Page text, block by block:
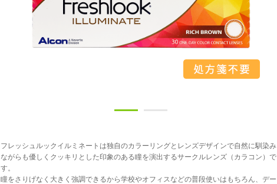
フレッシュルックイルミネートは独自のカラーリングとレンズデザインで自然に馴染み
ながらも優しくクッキリとした印象のある瞳を演出するサークルレンズ（カラコン）で
す。
瞳をさりげなく大きく強調できるから学校やオフィスなどの普段使いはもちろん、デー